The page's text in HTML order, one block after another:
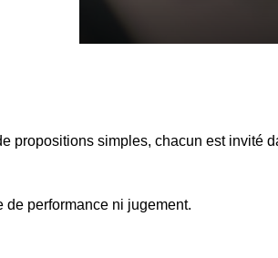
propositions simples, chacun est invité
de performance ni jugement.